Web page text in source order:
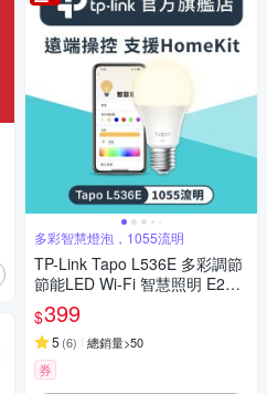
多彩智慧燈泡，1055流明
TP-Link Tapo L536E 多彩調節
節能LED Wi-Fi 智慧照明 E27
多色智能燈泡(支援Apple Hom
e)
$399
5 (6) 總銷量>50
券